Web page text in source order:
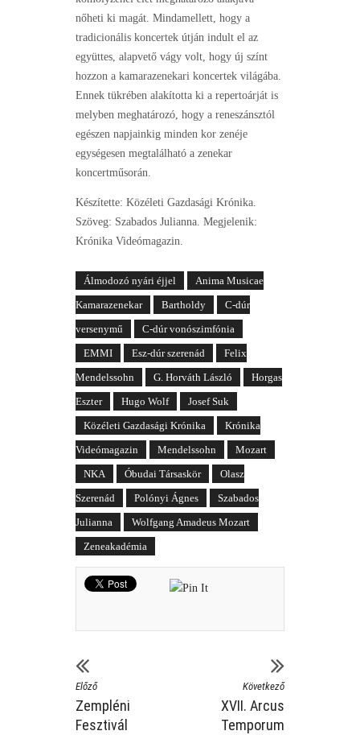
nőheti ki magát. Mindamellett, hogy a
tradicionális koncertek útján indult el az
együttes, alapvető vágy volt, hogy új színt
hozzon a kamarazenekari koncertek világába.
Ennek tükrében alakította ki a repertoárját is
melyben meghatározó, hogy a reneszánsztól
egészen napjainkig minden kor zenéje
egységesen megtalálható a zenekar
koncertműsorán.
Készítette: Közéleti Gazdasági Krónika.
Szöveg: Szabados Julianna. Megjelenik:
Krónika Videómagazin.
Álmodozó nyári éjjel
Anima Musicae
Kamarazenekar
Bartholdy
C-dúr
versenymű
C-dúr vonószimfónia
EMMI
Esz-dúr szerenád
Felix
Mendelssohn
G. Horváth László
Horgas
Eszter
Hugo Wolf
Josef Suk
Közéleti Gazdasági Krónika
Krónika
Videómagazin
Mendelssohn
Mozart
NKA
Óbudai Társaskör
Olasz
Szerenád
Polónyi Ágnes
Szabados
Julianna
Wolfgang Amadeus Mozart
Zeneakadémia
Előző
Zempléni
Fesztivál
Következő
XVII. Arcus
Temporum